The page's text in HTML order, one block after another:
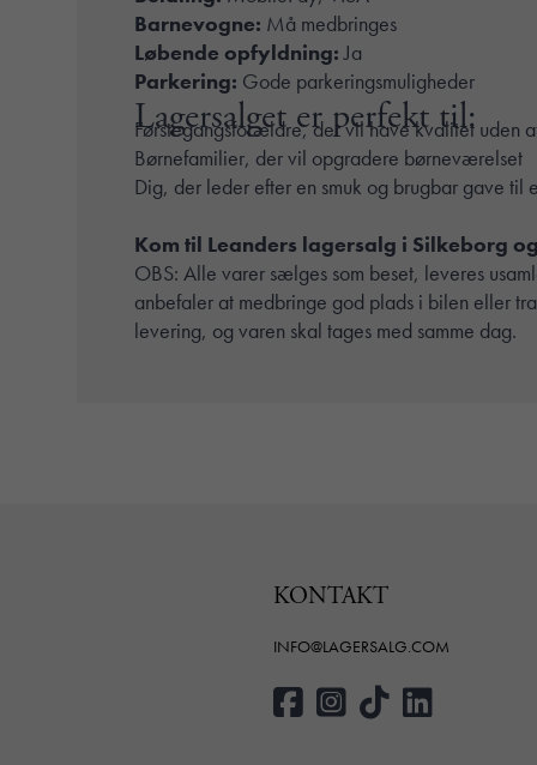
Barnevogne: Må medbringes
Løbende opfyldning:Ja
Parkering: Gode parkeringsmuligheder
Lagersalget er perfekt til:
Førstegangsforældre, der vil have kvalitet uden
Børnefamilier, der vil opgradere børneværelset
Dig, der leder efter en smuk og brugbar gave til
Kom til Leanders lagersalg i Silkeborg
OBS: Alle varer sælges som beset, leveres
anbefaler at medbringe god plads i bilen eller
levering, og varen skal tages med samme dag.
KONTAKT
INFO@LAGERSALG.COM